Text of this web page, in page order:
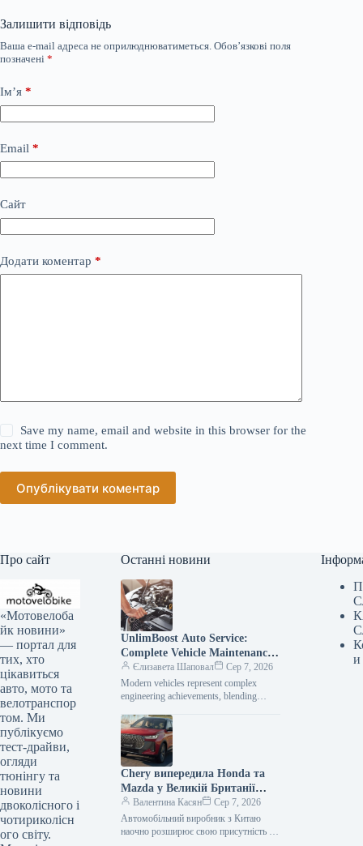
Залишити відповідь
Ваша e-mail адреса не оприлюднюватиметься. Обов’язкові поля
позначені *
Ім’я *
Email *
Сайт
Додати коментар *
Save my name, email and website in this browser for the
next time I comment.
Опублікувати коментар
Про сайт
«Мотовелоба
йк новини»
— портал для
тих, хто
цікавиться
авто, мото та
велотранспор
том. Ми
публікуємо
тест-драйви,
огляди
тюнінгу та
новини
двоколісного і
чотириколісн
ого світу.
Останні новини
UnlimBoost Auto Service:
Complete Vehicle Maintenance
& ECU Tuning
Єлизавета Шаповал
Сер 7, 2026
Modern vehicles represent complex
engineering achievements, blending
with intricate electronic management
systems. When searching for specialized
car…
Chery випередила Honda та
Mazda у Великій Британії
лише за рік після своєї появи
на ринку.
Валентина Касян
Сер 7, 2026
Автомобільний виробник з Китаю
наочно розширює свою присутність на
и